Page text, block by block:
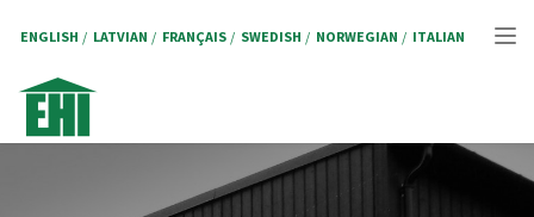
principal
ENGLISH LATVIAN FRANÇAIS SWEDISH NORWEGIAN ITALIAN